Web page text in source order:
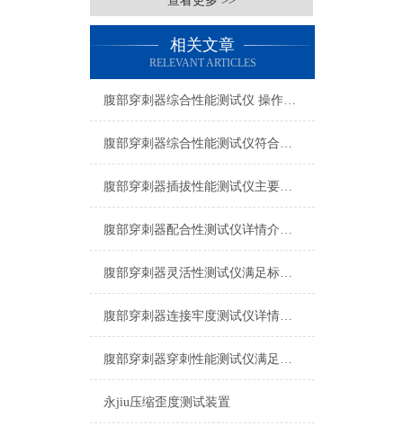
相关文章
RELEVANT ARTICLES
腹部穿刺器综合性能测试仪 操作规程
腹部穿刺器综合性能测试仪符合检测标准
腹部穿刺器插拔性能测试仪主要参数，上海诚卫
腹部穿刺器配合性测试仪详情介绍，上海诚卫
腹部穿刺器灵活性测试仪满足标准YY/T1710-2020，上海诚卫
腹部穿刺器连接牢度测试仪详情介绍，上海诚卫
腹部穿刺器穿刺性能测试仪满足标准 YY/T1710-2020，上海诚卫
永jiu压缩歪度测试装置